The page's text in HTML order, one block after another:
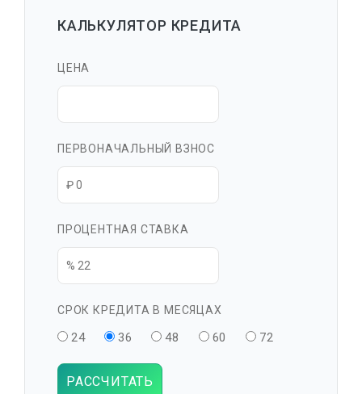
КАЛЬКУЛЯТОР КРЕДИТА
ЦЕНА
ПЕРВОНАЧАЛЬНЫЙ ВЗНОС
ПРОЦЕНТНАЯ СТАВКА
СРОК КРЕДИТА В МЕСЯЦАХ
24 36 48 60 72
РАССЧИТАТЬ